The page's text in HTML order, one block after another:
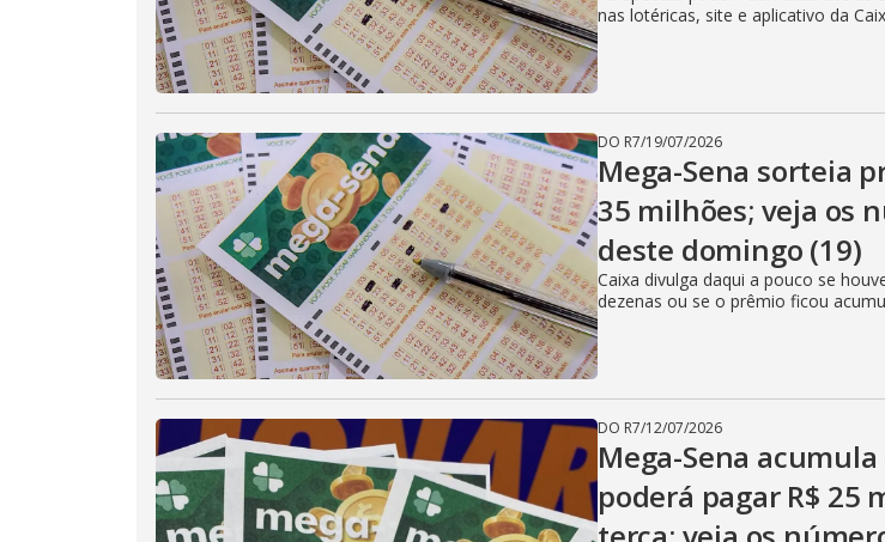
nas lotéricas, site e aplicativo da
DO R7/19/07/2026
Mega-Sena sorteia
35 milhões; veja os
deste domingo (19)
Caixa divulga daqui a pouco se
dezenas ou se o prêmio ficou
DO R7/12/07/2026
Mega-Sena
poderá pagar R$ 25